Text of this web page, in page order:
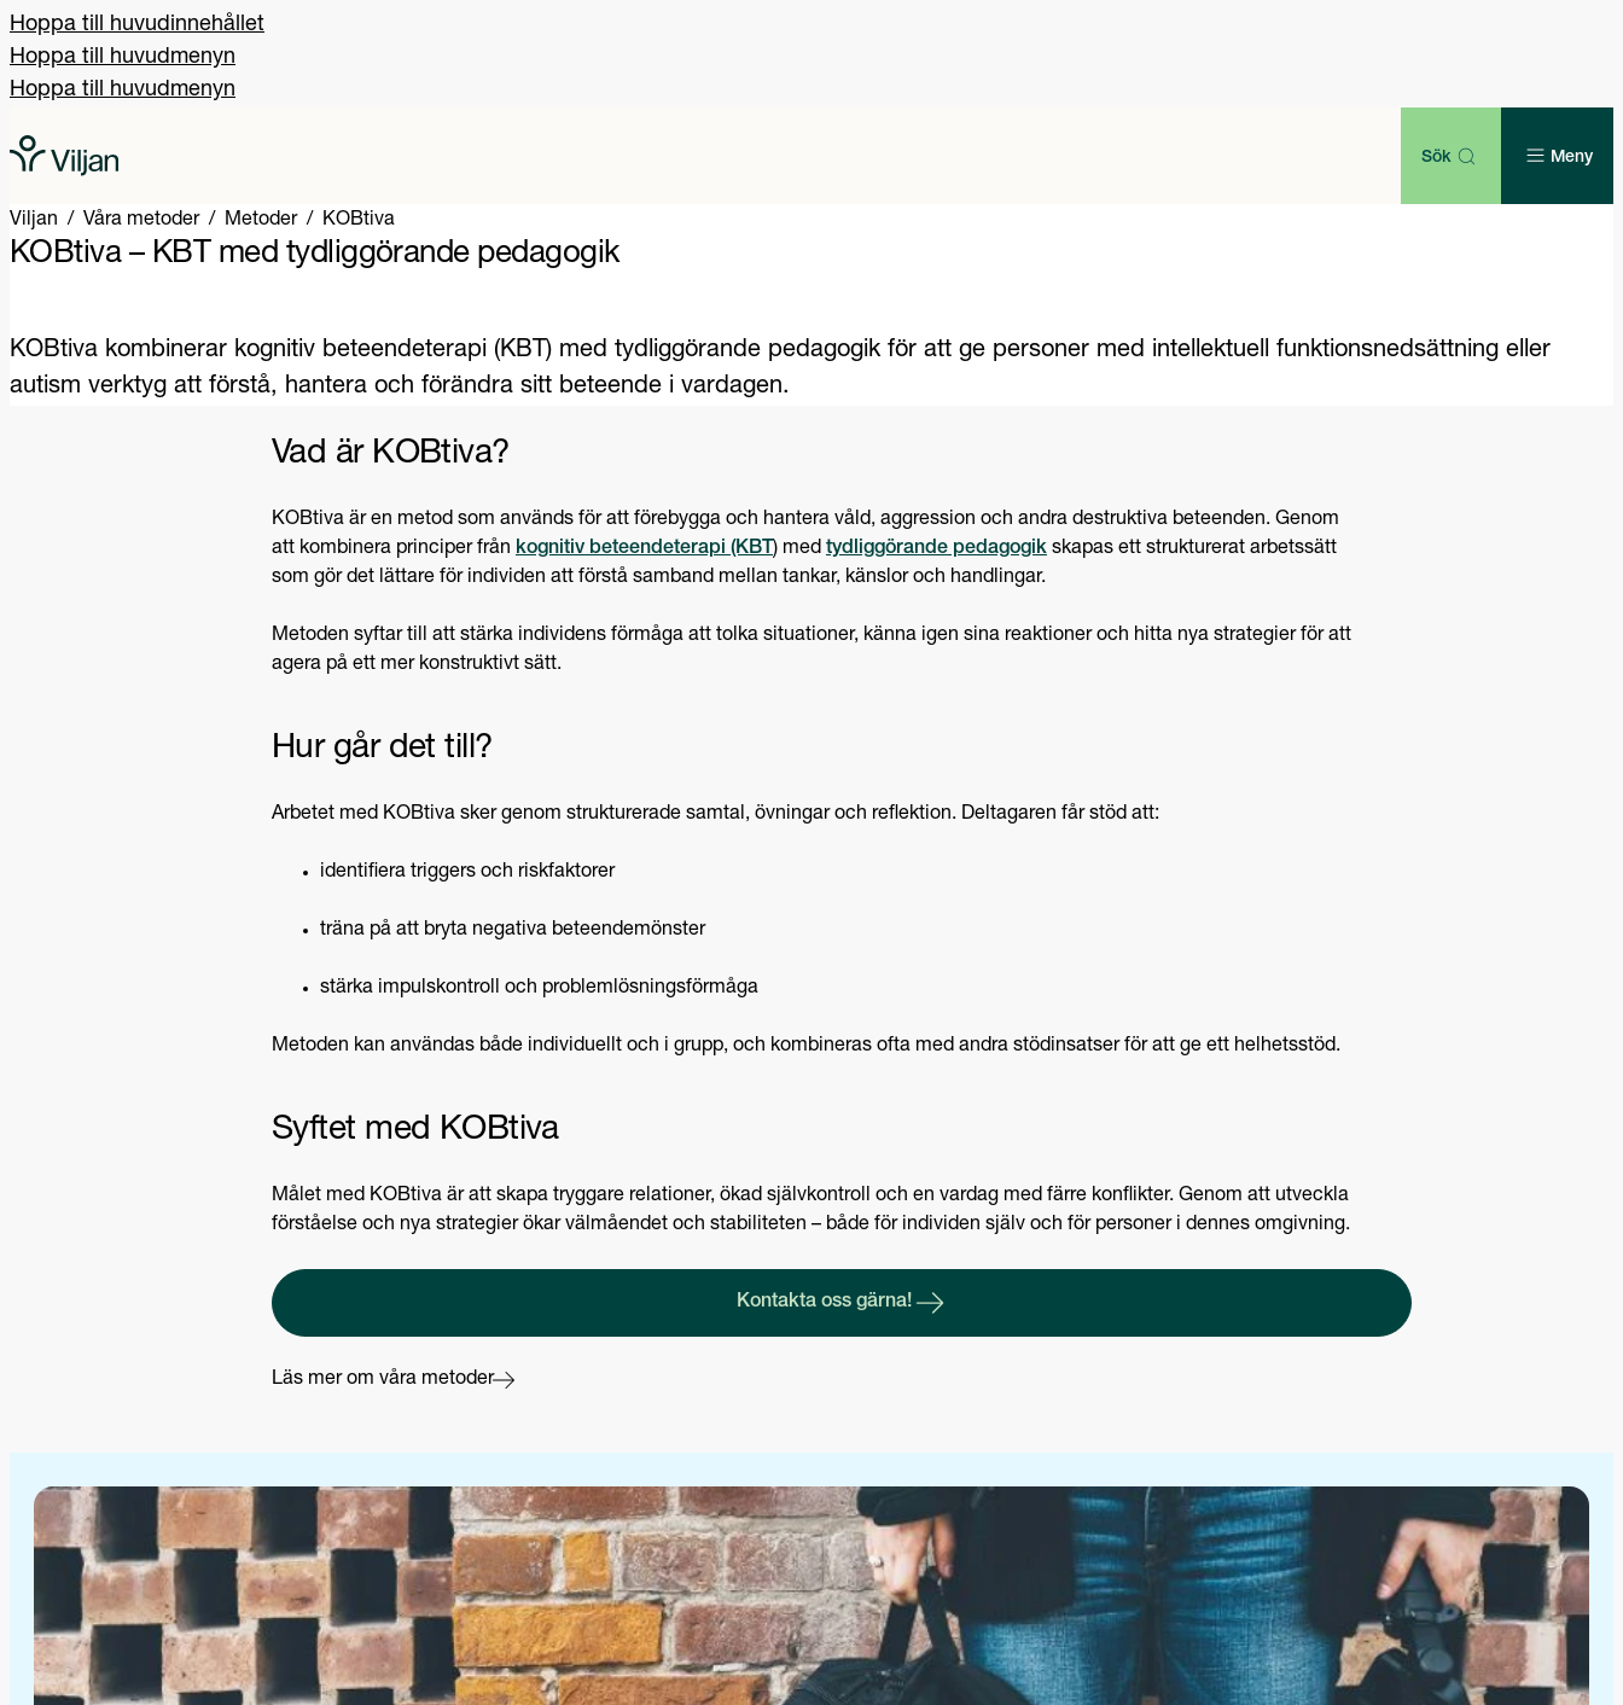
Hoppa till huvudinnehållet
Hoppa till huvudmenyn
Hoppa till huvudmenyn
Sök Meny
Viljan Våra metoder Metoder KOBtiva
KOBtiva – KBT med tydliggörande pedagogik
KOBtiva kombinerar kognitiv beteendeterapi (KBT) med tydliggörande pedagogik för att ge personer med intellektuell funktionsnedsättning eller
autism verktyg att förstå, hantera och förändra sitt beteende i vardagen.
Vad är KOBtiva?
KOBtiva är en metod som används för att förebygga och hantera våld, aggression och andra destruktiva beteenden. Genom
att kombinera principer från kognitiv beteendeterapi (KBT) med tydliggörande pedagogik skapas ett strukturerat arbetssätt
som gör det lättare för individen att förstå samband mellan tankar, känslor och handlingar.
Metoden syftar till att stärka individens förmåga att tolka situationer, känna igen sina reaktioner och hitta nya strategier för att
agera på ett mer konstruktivt sätt.
Hur går det till?
Arbetet med KOBtiva sker genom strukturerade samtal, övningar och reflektion. Deltagaren får stöd att:
identifiera triggers och riskfaktorer
träna på att bryta negativa beteendemönster
stärka impulskontroll och problemlösningsförmåga
Metoden kan användas både individuellt och i grupp, och kombineras ofta med andra stödinsatser för att ge ett helhetsstöd.
Syftet med KOBtiva
Målet med KOBtiva är att skapa tryggare relationer, ökad självkontroll och en vardag med färre konflikter. Genom att utveckla
förståelse och nya strategier ökar välmåendet och stabiliteten – både för individen själv och för personer i dennes omgivning.
Kontakta oss gärna!
Läs mer om våra metoder